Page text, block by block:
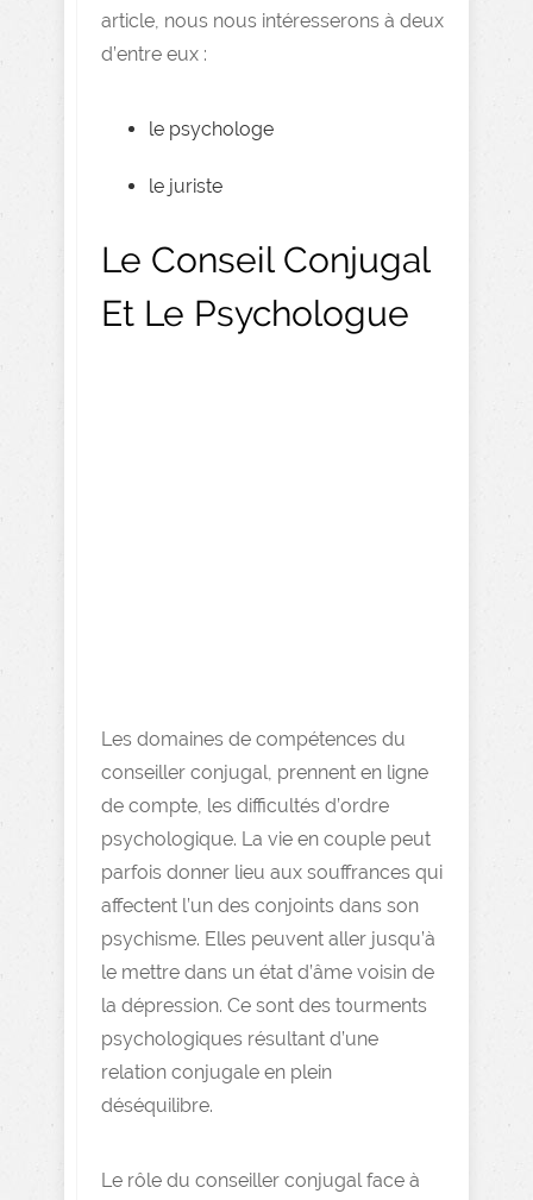
article, nous nous intéresserons à deux
d’entre eux :
le psychologe
le juriste
Le Conseil Conjugal
Et Le Psychologue
Les domaines de compétences du
conseiller conjugal, prennent en ligne
de compte, les difficultés d’ordre
psychologique. La vie en couple peut
parfois donner lieu aux souffrances qui
affectent l’un des conjoints dans son
psychisme. Elles peuvent aller jusqu’à
le mettre dans un état d’âme voisin de
la dépression. Ce sont des tourments
psychologiques résultant d’une
relation conjugale en plein
déséquilibre.
Le rôle du conseiller conjugal face à